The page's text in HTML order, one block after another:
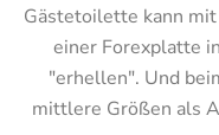
Gästetoilette kann
einer Forexplatte
"erhellen". Und
mittlere Größen als